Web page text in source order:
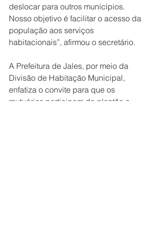
deslocar para outros municípios.
Nosso objetivo é facilitar o acesso da
população aos serviços
habitacionais”, afirmou o secretário.
A Prefeitura de Jales, por meio da
Divisão de Habitação Municipal,
enfatiza o convite para que os
mutuários participem do plantão e